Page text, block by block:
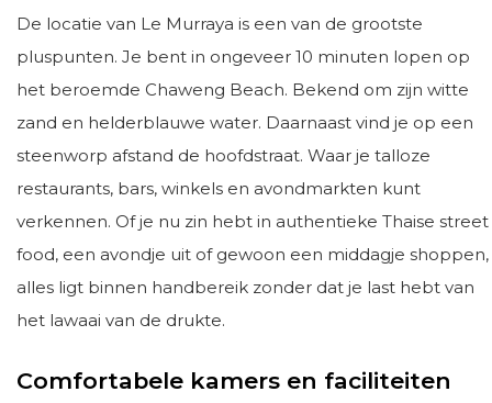
De locatie van Le Murraya is een van de grootste
pluspunten. Je bent in ongeveer 10 minuten lopen op
het beroemde Chaweng Beach. Bekend om zijn witte
zand en helderblauwe water. Daarnaast vind je op een
steenworp afstand de hoofdstraat. Waar je talloze
restaurants, bars, winkels en avondmarkten kunt
verkennen. Of je nu zin hebt in authentieke Thaise street
food, een avondje uit of gewoon een middagje shoppen,
alles ligt binnen handbereik zonder dat je last hebt van
het lawaai van de drukte.
Comfortabele kamers en faciliteiten